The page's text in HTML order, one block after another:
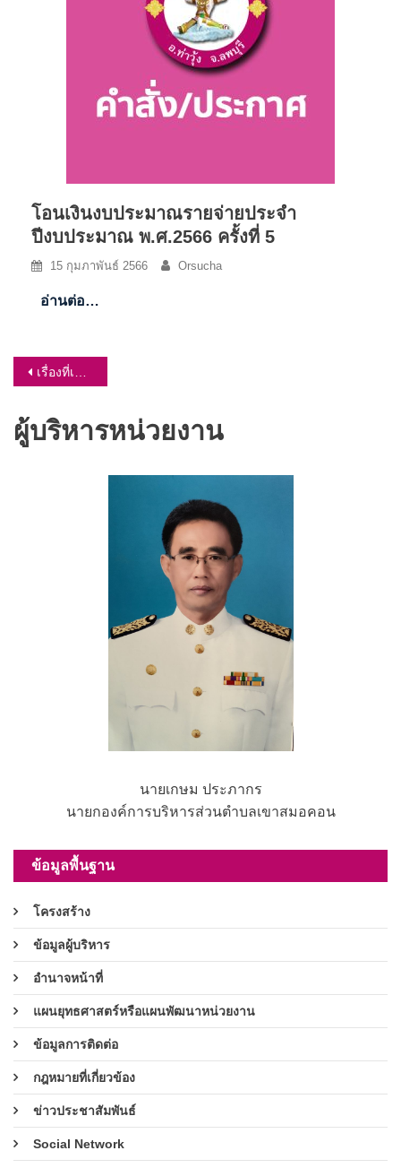
โอนเงินงบประมาณรายจ่ายประจำ
ปีงบประมาณ พ.ศ.2566 ครั้งที่ 5
15 กุมภาพันธ์ 2566 Orsucha
อ่านต่อ…
แนะแนว
เรื่อง
เรื่องที่เก่ากว่า
ผู้บริหารหน่วยงาน
นายเกษม ประภากร
นายกองค์การบริหารส่วนตำบลเขาสมอคอน
ข้อมูลพื้นฐาน
โครงสร้าง
ข้อมูลผู้บริหาร
อำนาจหน้าที่
แผนยุทธศาสตร์หรือแผนพัฒนาหน่วยงาน
ข้อมูลการติดต่อ
กฎหมายที่เกี่ยวข้อง
ข่าวประชาสัมพันธ์
Social Network